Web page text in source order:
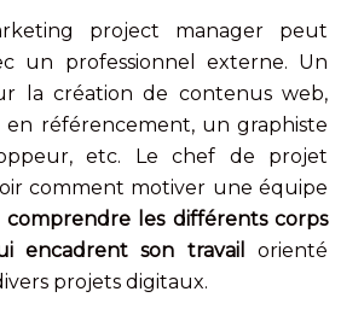
project manager peut
un professionnel externe. Un
la création de contenus web,
référencement, un graphiste
etc. Le chef de projet
comment motiver une équipe
comprendre les différents corps
encadrent son travail
orienté
projets digitaux.